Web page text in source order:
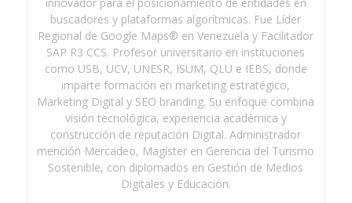
buscadores y plataformas algorítmicas. Fue Líder
Regional de Google Maps® en Venezuela y Facilitador
SAP R3 CCS. Profesor universitario en instituciones
como USB, UCV, UNESR, ISUM, QLU e IEBS, donde
imparte formación en marketing estratégico,
Marketing Digital y SEO branding. Su enfoque combina
visión tecnológica, experiencia académica y
construcción de reputación Digital. Administrador
mención Mercadeo, Magíster en Gerencia del Turismo
Sostenible, con diplomados en Gestión de Medios
Digitales y Educación.